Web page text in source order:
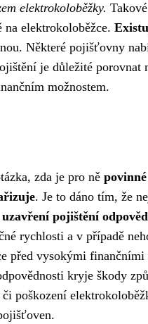
elektrokoloběžky.
elektrokoloběžce.
Některé pojišťovny
je důležité
možnostem.
zda je pro ně
. Je to dáno tím, že
uzavření pojištění
rychlosti a v případě
před vysokými
kryje škody
poškození